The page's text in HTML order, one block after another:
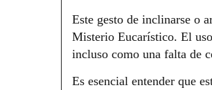
Este gesto de inclinarse o
Misterio Eucarístico. El
incluso como una falta de
Es esencial entender que